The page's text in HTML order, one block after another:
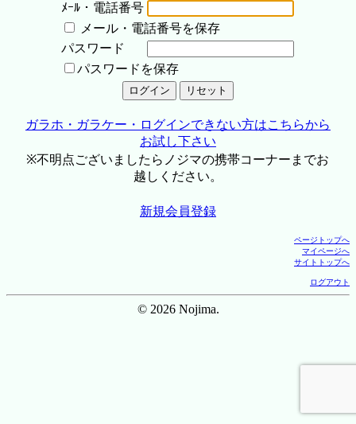
ﾒｰﾙ・電話番号
メール・電話番号を保存
パスワード
パスワードを保存
ガラホ・ガラケー・ログインできない方はこちらから
お試し下さい
※不明点ございましたらノジマの携帯コーナーまでお
越しください。
新規会員登録
ページトップへ
マイページへ
サイトトップへ
ログアウト
© 2026 Nojima.